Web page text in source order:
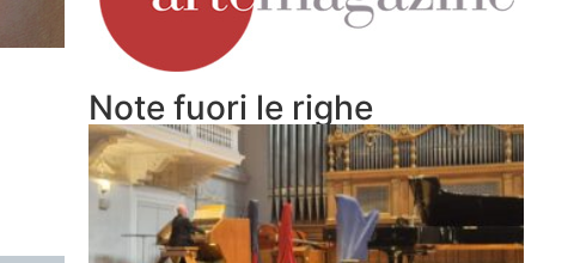
Note fuori le righe